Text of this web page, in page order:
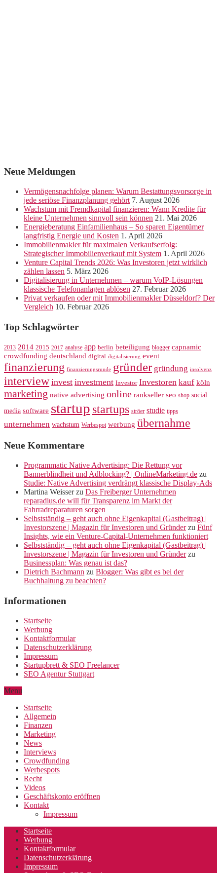
Neue Meldungen
Vermögensnachfolge planen: Warum Bestattungsvorsorge in
jede seriöse Finanzplanung gehört 7. August 2026
Wachstum mit Fremdkapital finanzieren: Wann Kredite für
kleine Unternehmen sinnvoll sein können 21. Mai 2026
Energieberatung Einfamilienhaus – So sparen Eigentümer
langfristig Energie und Kosten 1. April 2026
Immobilienmakler für maximalen Verkaufserfolg:
Strategischer Immobilienverkauf mit System 1. April 2026
Venture Capital Trends 2026: Was Investoren jetzt wirklich
zählen lassen 5. März 2026
Digitalisierung in Unternehmen – warum VoIP-Lösungen
klassische Telefonanlagen ablösen 27. Februar 2026
Privat verkaufen oder mit Immobilienmakler Düsseldorf? Der
Vergleich 10. Februar 2026
Top Schlagwörter
2013 2014 2015 2017 analyse app berlin beteiligung blogger capnamic
crowdfunding deutschland digital digitalisierung event
finanzierung finanzierungsrunde gründer gründung insolvenz
interview invest investment Investor Investoren kauf köln
marketing native advertising online rankseller seo shop social
media software startup startups ströer studie tipps
unternehmen wachstum Werbespot werbung übernahme
Neue Kommentare
Programmatic Native Advertising: Die Rettung vor
Bannerblindheit und Adblocking? | OnlineMarketing.de zu
Studie: Native Advertising verdrängt klassische Display-Ads
Martina Weisserzu Das Freiberger Unternehmen
reparadius.de will für Transparenz im Markt der
Fahrradreparaturen sorgen
Selbstständig – geht auch ohne Eigenkapital (Gastbeitrag) |
Investorszene | Magazin für Investoren und Gründerzu Fünf
Insights, wie ein Venture-Capital-Unternehmen funktioniert
Selbstständig – geht auch ohne Eigenkapital (Gastbeitrag) |
Investorszene | Magazin für Investoren und Gründerzu
Businessplan: Was genau ist das?
Dietrich Bachmann zu Blogger: Was gibt es bei der
Buchhaltung zu beachten?
Informationen
Startseite
Werbung
Kontaktformular
Datenschutzerklärung
Impressum
Startupbrett & SEO Freelancer
SEO Agentur Stuttgart
Menu
Startseite
Allgemein
Finanzen
Marketing
News
Interviews
Crowdfunding
Werbespots
Recht
Videos
Geschäftskonto eröffnen
Kontakt
Impressum
Startseite
Werbung
Kontaktformular
Datenschutzerklärung
Impressum